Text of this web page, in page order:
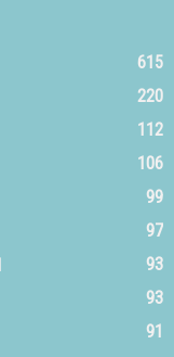
615
220
112
106
99
97
93
93
91